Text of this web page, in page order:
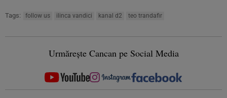
Tags: follow us ilinca vandici kanal d2 teo trandafir
Urmărește Cancan pe Social Media